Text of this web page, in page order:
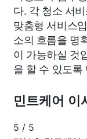
다. 각 청소 서
맞춤형 서비스
소의 흐름을 명
이 가능하실 것
을 할 수 있도
민트케어 이
5 / 5